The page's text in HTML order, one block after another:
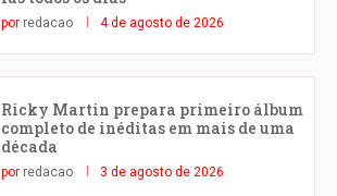
por redacao 4 de agosto de 2026
Ricky Martin prepara primeiro álbum
completo de inéditas em mais de uma
década
por redacao 3 de agosto de 2026